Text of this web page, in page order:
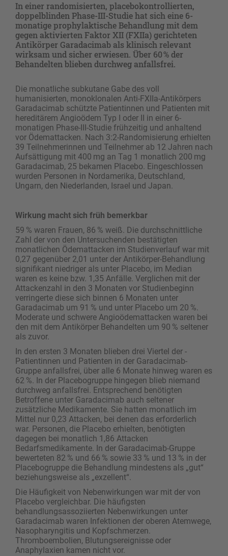
In einer randomisierten, placebokontrollierten,
doppelblinden Phase-III-Studie hat sich eine 6-
monatige prophylaktische Behandlung mit dem
gegen aktivierten Faktor XII (FXIIa) gerichteten
Antikörper Garadacimab als klinisch relevant
wirksam und sicher erwiesen. Über 60 % der
Behandelten blieben durchweg anfallsfrei.
Die monatliche subkutane Gabe des voll
humanisierten, monoklonalen Anti-FXIIa-Antikörpers
Garadacimab schützte Patientinnen und Patienten mit
hereditärem Angioödem Typ I oder II in einer 6-
monatigen Phase-III-Studie frühzeitig und anhaltend
vor Ödemattacken. Nach 3:2-Randomisierung erhielten
39 Teilnehmerinnen und Teilnehmer ab 12 Jahren nach
Aufsättigung mit 400 mg an Tag 1 monatlich 200 mg
Garadacimab, 25 bekamen Placebo. Eingeschlossen
wurden Personen in Nordamerika, Deutschland,
Ungarn, den Niederlanden, Israel und Japan.
Wirkung macht sich früh bemerkbar
59 % waren Frauen, 86 % weiß. Die durchschnittliche
Zahl der von den Untersuchenden bestätigten
monatlichen Ödemattacken im Studienverlauf war mit
0,27 gegenüber 2,01 unter der Antikörper-­Behandlung
signifikant niedriger als unter Placebo, im Median
waren es keine bzw. 1,35 Anfälle. Verglichen mit der
Attackenzahl in den 3 Monaten vor Studienbeginn
verringerte diese sich binnen 6 Monaten unter
Garadacimab um 91 % und unter ­Placebo um 20 %.
Moderate und schwere Angio­ödem­attacken waren bei
den mit dem Antikörper Behandelten um 90 % seltener
als zuvor.
In den ersten 3 Monaten blieben drei Viertel der ­
Patientinnen und Patienten in der Garadacimab-
Gruppe anfallsfrei, über alle 6 Monate hinweg waren es
62 %. In der Placebogruppe hingegen blieb niemand
durchweg anfallsfrei. Entsprechend benötigten
Betroffene unter Garadacimab auch seltener
zusätzliche Medikamente. Sie hatten monatlich im
Mittel nur 0,23 Attacken, bei denen das erforderlich
war. Personen, die Placebo erhielten, benötigten
dagegen bei monatlich 1,86 Attacken
Bedarfsmedikamente. In der Garadacimab-Gruppe
bewerteten 82 % und 66 % sowie 33 % und 13 % in der
Placebogruppe die Behandlung mindestens als „gut“
beziehungsweise als „exzellent“.
Die Häufigkeit von Nebenwirkungen war mit der von
Placebo vergleichbar. Die häufigsten
behandlungsassoziierten Nebenwirkungen unter
Garadacimab waren Infektionen der oberen Atemwege,
Nasopharyngitis und Kopfschmerzen.
Thromboembolien, Blutungsereignisse oder
Anaphylaxien kamen nicht vor.